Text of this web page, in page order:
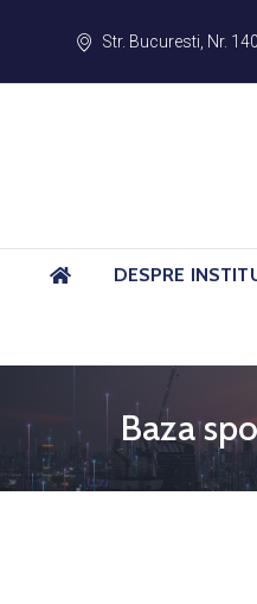
Str. Bucuresti, Nr.
DESPRE
Baza